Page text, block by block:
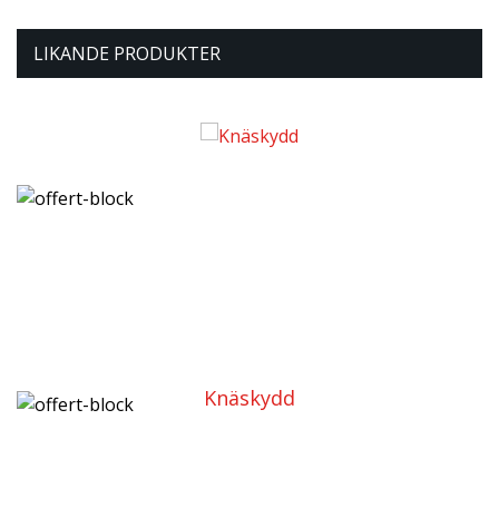
LIKANDE PRODUKTER
Knäskydd